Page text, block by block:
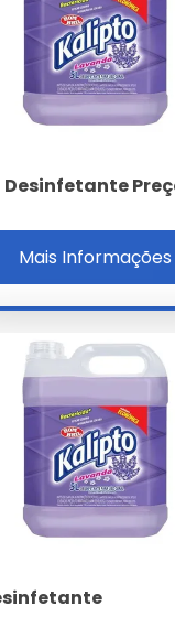
oferecem
a R$50,
de R$5 a R$30 por
para compras a
o
Escolha
segurança e
ao escolher um
de
recomendam
Desinfetante
Mais Informações